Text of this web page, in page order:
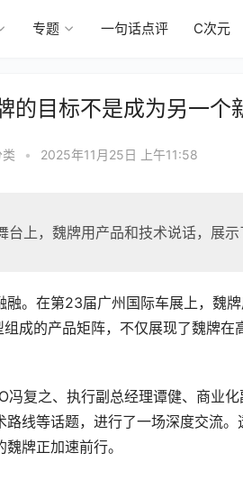
专题 一句话点评 C次元
的目标不是成为另一个
• 2025年11月25日 上午11:58
台上，魏牌用产品和技术说话，展示
融。在第23届广州国际车展上，魏
成的产品矩阵，不仅展现了魏牌
冯复之、执行副总经理谭健、商业
路线等话题，进行了一场深度交流
魏牌正加速前行。